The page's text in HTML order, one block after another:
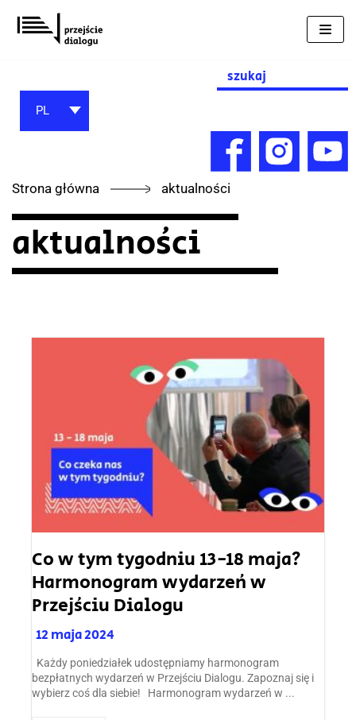
Przejdź
do
Search
for:
PL
Strona główna aktualności
aktualności
Co w tym tygodniu 13-18 maja?
Harmonogram wydarzeń w
Przejściu Dialogu
12 maja 2024
Każdy poniedziałek udostępniamy harmonogram
bezpłatnych wydarzeń w Przejściu Dialogu. Zapoznaj się i
wybierz coś dla siebie! Harmonogram wydarzeń w ...